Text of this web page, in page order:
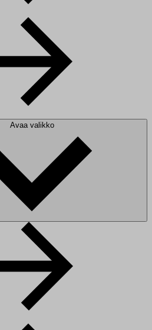
Avaa valikko